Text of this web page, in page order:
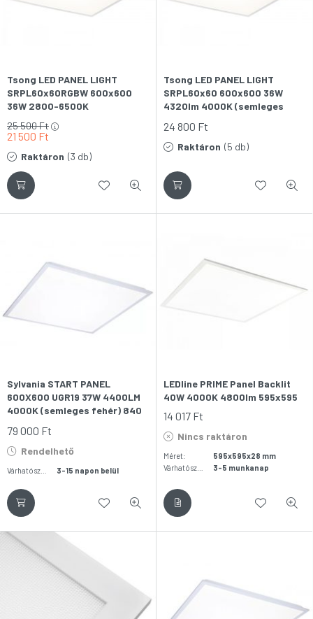
Tsong LED PANEL LIGHT
SRPL60x60RGBW 600x600
36W 2800-6500K
színhőmérséklet) IP40 LED-es
21 500 Ft
25 500Ft
Raktáron (3 db)
Tsong LED PANEL LIGHT
SRPL60x60 600x600 36W
4320lm 4000K (semleges
világítópanel
24 800 Ft
Raktáron (5 db)
Sylvania START PANEL
600X600 UGR19 37W 4400LM
4000K (semleges fehér) 840
tisztatéri világítópanel
79 000 Ft
Rendelhető
3-15 napon belül
LEDline PRIME Panel Backlit
40W 4000K 4800lm 595x595
14 017 Ft
Nincs raktáron
Méret:
595x595x28 mm
3-5 munkanap